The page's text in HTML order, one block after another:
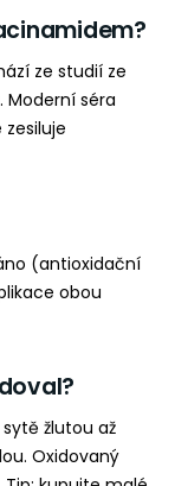
ze studií ze
séra
(antioxidační
obou
žlutou až
Oxidovaný